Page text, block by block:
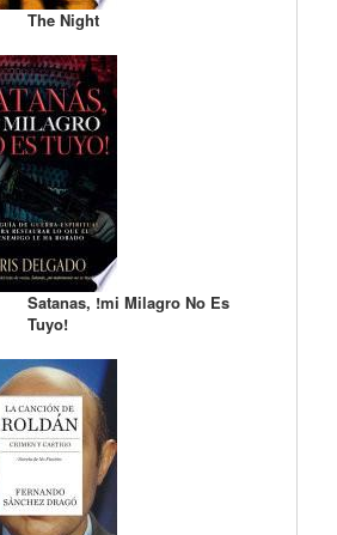
The Night
Satanas, !mi Milagro No Es
Tuyo!